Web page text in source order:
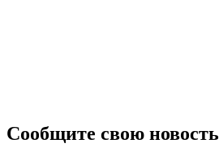
Сообщите свою новость